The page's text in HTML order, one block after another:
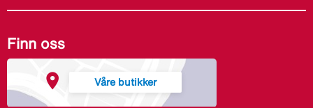
Finn oss
Våre butikker